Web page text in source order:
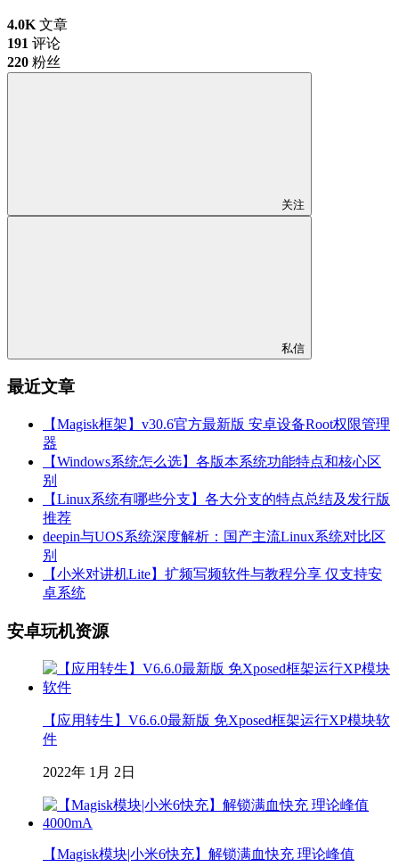
4.0K 文章
191 评论
220 粉丝
关注
私信
最近文章
【Magisk框架】v30.6官方最新版 安卓设备Root权限管理
器
【Windows系统怎么选】各版本系统功能特点和核心区
别
【Linux系统有哪些分支】各大分支的特点总结及发行版
推荐
deepin与UOS系统深度解析：国产主流Linux系统对比区
别
【小米对讲机Lite】扩频写频软件与教程分享 仅支持安
卓系统
安卓玩机资源
【应用转生】V6.6.0最新版 免Xposed框架运行XP模块软
件
2022年 1月 2日
【Magisk模块|小米6快充】解锁满血快充 理论峰值